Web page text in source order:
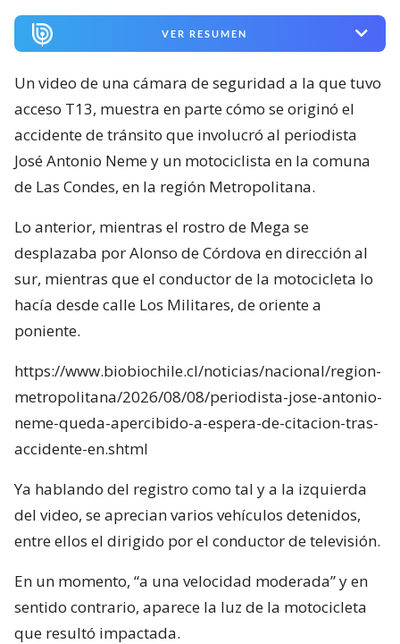
VER RESUMEN
Un video de una cámara de seguridad a la que tuvo
acceso T13, muestra en parte cómo se originó el
accidente de tránsito que involucró al periodista
José Antonio Neme y un motociclista en la comuna
de Las Condes, en la región Metropolitana.
Lo anterior, mientras el rostro de Mega se
desplazaba por Alonso de Córdova en dirección al
sur, mientras que el conductor de la motocicleta lo
hacía desde calle Los Militares, de oriente a
poniente.
https://www.biobiochile.cl/noticias/nacional/region-
metropolitana/2026/08/08/periodista-jose-antonio-
neme-queda-apercibido-a-espera-de-citacion-tras-
accidente-en.shtml
Ya hablando del registro como tal y a la izquierda
del video, se aprecian varios vehículos detenidos,
entre ellos el dirigido por el conductor de televisión.
En un momento, “a una velocidad moderada” y en
sentido contrario, aparece la luz de la motocicleta
que resultó impactada.